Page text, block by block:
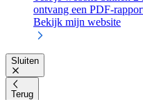
ontvang een PDF-
Bekijk mijn website
Sluiten
Terug